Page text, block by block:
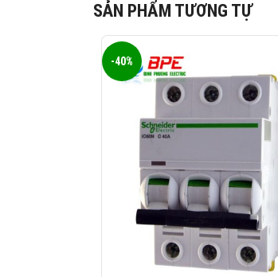
SẢN PHẨM TƯƠNG TỰ
-40%